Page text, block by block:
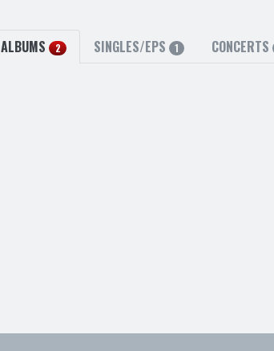
ALBUMS 2 SINGLES/EPS 1 CONCERTS